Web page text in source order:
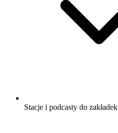
Stacje i podcasty do zakładek